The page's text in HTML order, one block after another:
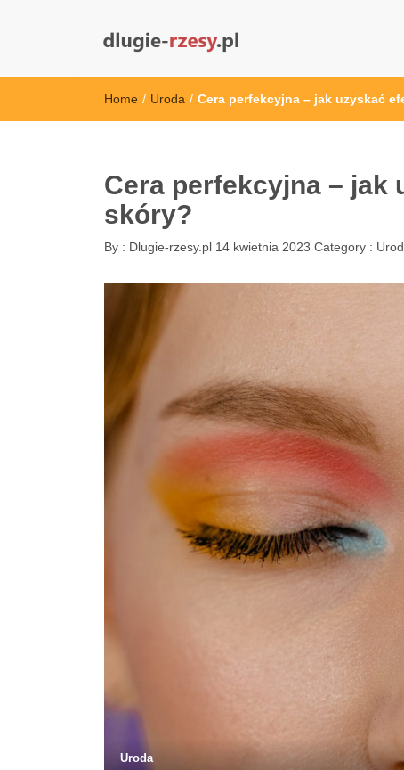
Home / Uroda / Cera perfekcyjna – jak uzyskać
Cera perfekcyjna – jak
skóry?
By : Dlugie-rzesy.pl 14 kwietnia 2023 Category :
Uroda